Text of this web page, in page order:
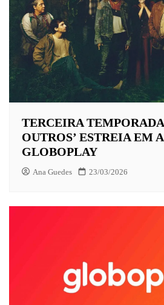
TERCEIRA TEMPORADA
OUTROS’ ESTREIA EM
GLOBOPLAY
Ana Guedes 23/03/2026